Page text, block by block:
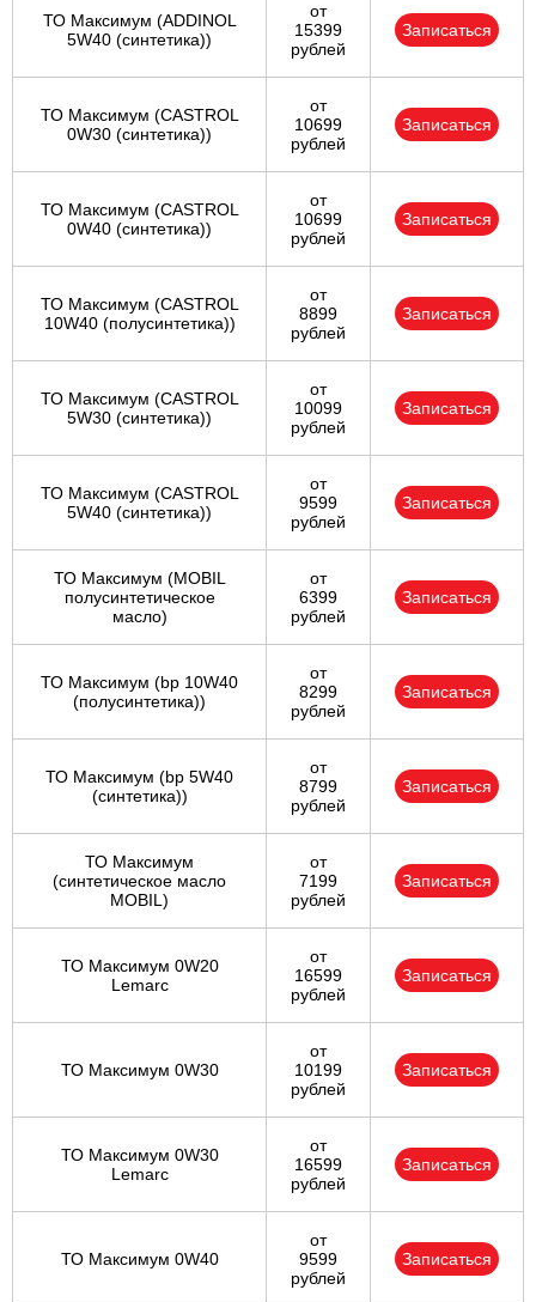
ТО Максимум (ADDINOL
5W40 (синтетика))
от
15399
рублей
Записаться
ТО Максимум (CASTROL
0W30 (синтетика))
от
10699
рублей
Записаться
ТО Максимум (CASTROL
0W40 (синтетика))
от
10699
рублей
Записаться
ТО Максимум (CASTROL
10W40 (полусинтетика))
от
8899
рублей
Записаться
ТО Максимум (CASTROL
5W30 (синтетика))
от
10099
рублей
Записаться
ТО Максимум (CASTROL
5W40 (синтетика))
от
9599
рублей
Записаться
ТО Максимум (MOBIL
полуcинтетическое
масло)
от
6399
рублей
Записаться
ТО Максимум (bp 10W40
(полусинтетика))
от
8299
рублей
Записаться
ТО Максимум (bp 5W40
(синтетика))
от
8799
рублей
Записаться
ТО Максимум
(cинтетическое масло
MOBIL)
от
7199
рублей
Записаться
ТО Максимум 0W20
Lemarc
от
16599
рублей
Записаться
ТО Максимум 0W30
от
10199
рублей
Записаться
ТО Максимум 0W30
Lemarc
от
16599
рублей
Записаться
ТО Максимум 0W40
от
9599
рублей
Записаться